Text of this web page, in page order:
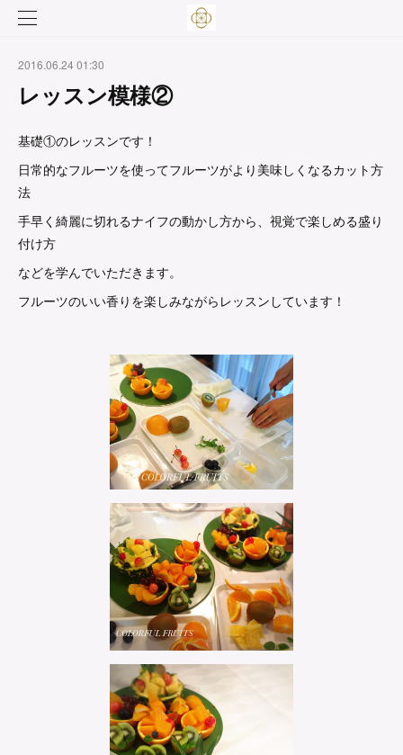
2016.06.24 01:30
レッスン模様②
基礎①のレッスンです！
日常的なフルーツを使ってフルーツがより美味しくなるカット方
法
手早く綺麗に切れるナイフの動かし方から、視覚で楽しめる盛り
付け方
などを学んでいただきます。
フルーツのいい香りを楽しみながらレッスンしています！